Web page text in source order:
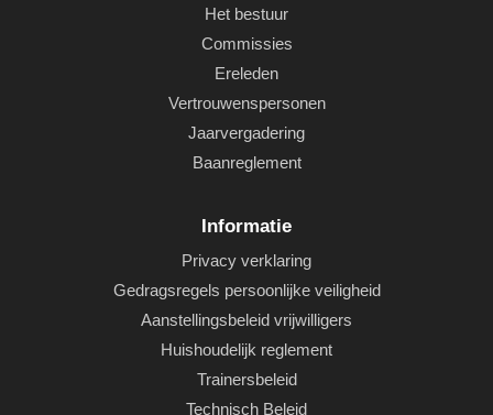
Het bestuur
Commissies
Ereleden
Vertrouwenspersonen
Jaarvergadering
Baanreglement
Informatie
Privacy verklaring
Gedragsregels persoonlijke veiligheid
Aanstellingsbeleid vrijwilligers
Huishoudelijk reglement
Trainersbeleid
Technisch Beleid